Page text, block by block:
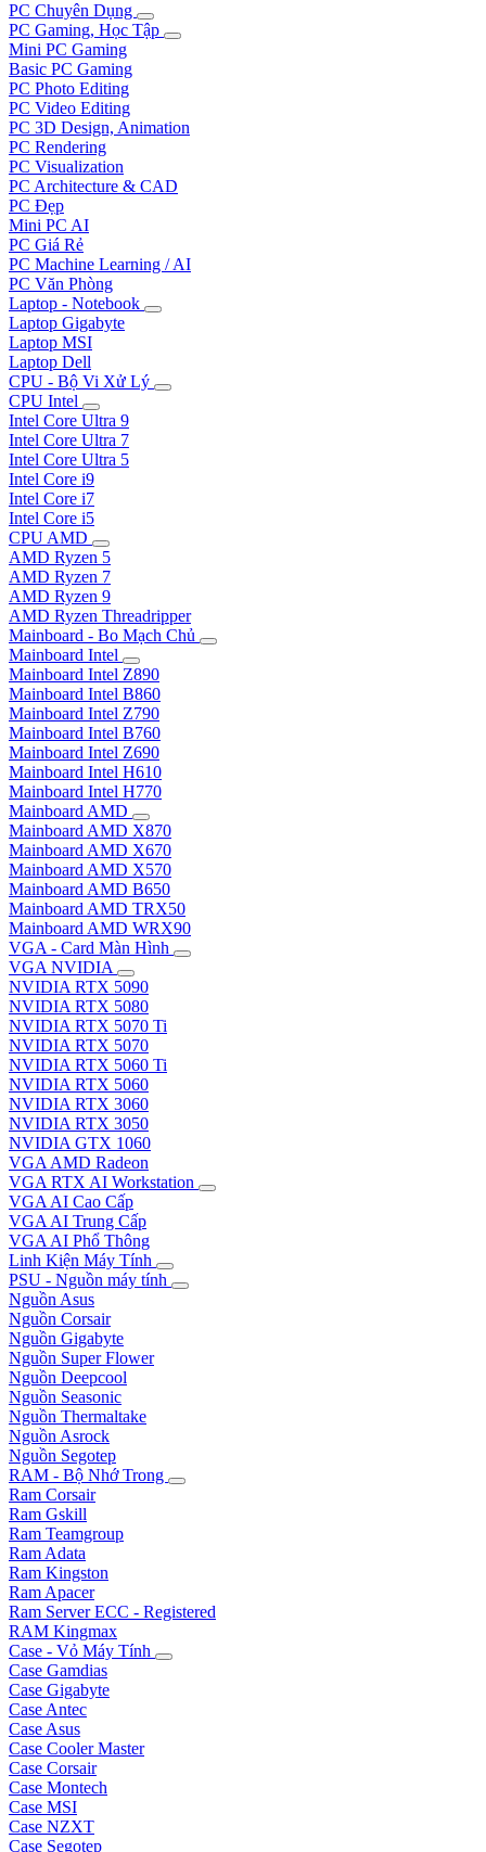
PC Chuyên Dụng
PC Gaming, Học Tập
Mini PC Gaming
Basic PC Gaming
PC Photo Editing
PC Video Editing
PC 3D Design, Animation
PC Rendering
PC Visualization
PC Architecture & CAD
PC Đẹp
Mini PC AI
PC Giá Rẻ
PC Machine Learning / AI
PC Văn Phòng
Laptop - Notebook
Laptop Gigabyte
Laptop MSI
Laptop Dell
CPU - Bộ Vi Xử Lý
CPU Intel
Intel Core Ultra 9
Intel Core Ultra 7
Intel Core Ultra 5
Intel Core i9
Intel Core i7
Intel Core i5
CPU AMD
AMD Ryzen 5
AMD Ryzen 7
AMD Ryzen 9
AMD Ryzen Threadripper
Mainboard - Bo Mạch Chủ
Mainboard Intel
Mainboard Intel Z890
Mainboard Intel B860
Mainboard Intel Z790
Mainboard Intel B760
Mainboard Intel Z690
Mainboard Intel H610
Mainboard Intel H770
Mainboard AMD
Mainboard AMD X870
Mainboard AMD X670
Mainboard AMD X570
Mainboard AMD B650
Mainboard AMD TRX50
Mainboard AMD WRX90
VGA - Card Màn Hình
VGA NVIDIA
NVIDIA RTX 5090
NVIDIA RTX 5080
NVIDIA RTX 5070 Ti
NVIDIA RTX 5070
NVIDIA RTX 5060 Ti
NVIDIA RTX 5060
NVIDIA RTX 3060
NVIDIA RTX 3050
NVIDIA GTX 1060
VGA AMD Radeon
VGA RTX AI Workstation
VGA AI Cao Cấp
VGA AI Trung Cấp
VGA AI Phổ Thông
Linh Kiện Máy Tính
PSU - Nguồn máy tính
Nguồn Asus
Nguồn Corsair
Nguồn Gigabyte
Nguồn Super Flower
Nguồn Deepcool
Nguồn Seasonic
Nguồn Thermaltake
Nguồn Asrock
Nguồn Segotep
RAM - Bộ Nhớ Trong
Ram Corsair
Ram Gskill
Ram Teamgroup
Ram Adata
Ram Kingston
Ram Apacer
Ram Server ECC - Registered
RAM Kingmax
Case - Vỏ Máy Tính
Case Gamdias
Case Gigabyte
Case Antec
Case Asus
Case Cooler Master
Case Corsair
Case Montech
Case MSI
Case NZXT
Case Segotep